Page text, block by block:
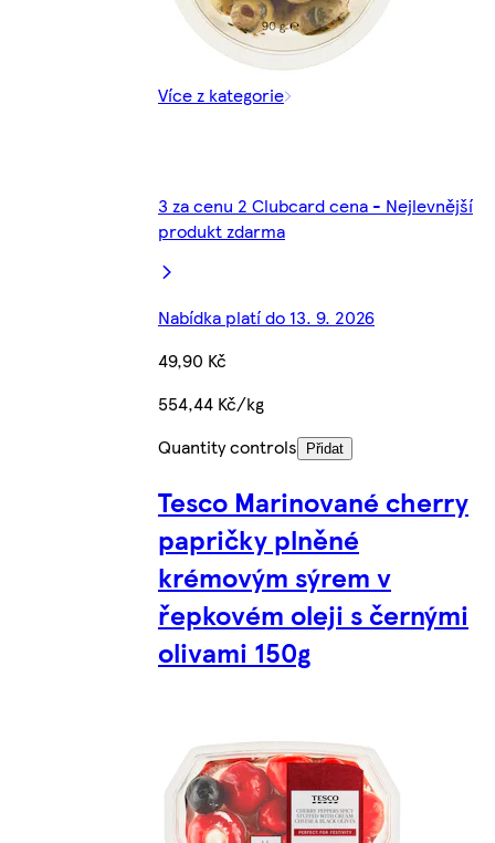
Více z kategorie
3 za cenu 2 Clubcard cena - Nejlevnější
produkt zdarma
Nabídka platí do 13. 9. 2026
49,90 Kč
554,44 Kč/kg
Quantity controls
Přidat
Tesco Marinované cherry
papričky plněné
krémovým sýrem v
řepkovém oleji s černými
olivami 150g